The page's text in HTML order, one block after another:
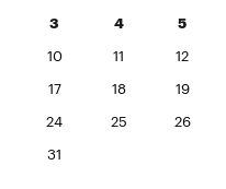
3 4 5
10 11 12
17 18 19
24 25 26
31